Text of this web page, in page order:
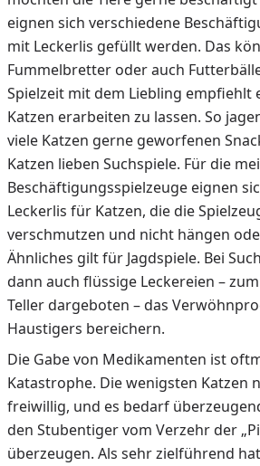
eignen sich verschiedene
mit Leckerlis gefüllt werden. Das
Fummelbretter oder auch
Spielzeit mit dem Liebling empfiehlt
Katzen erarbeiten zu lassen. So
viele Katzen gerne geworfenen
Katzen lieben Suchspiele. Für die
Beschäftigungsspielzeuge eignen
Leckerlis für Katzen, die die
verschmutzen und nicht hängen
Ähnliches gilt für Jagdspiele. Bei
dann auch flüssige Leckereien –
Teller dargeboten – das
Haustigers bereichern.
Die Gabe von Medikamenten ist
Katastrophe. Die wenigsten Katzen
freiwillig, und es bedarf
den Stubentiger vom Verzehr der
überzeugen. Als sehr zielführend